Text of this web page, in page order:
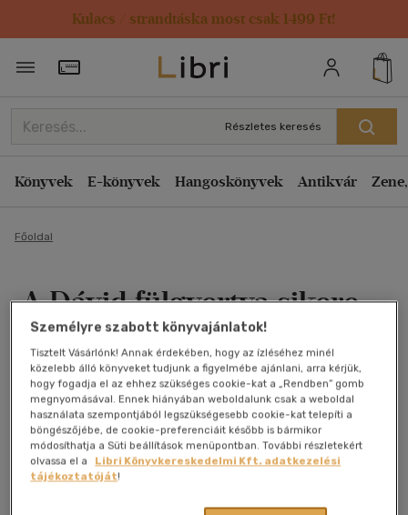
Kulacs / strandtáska most csak 1499 Ft!
Törzsvásárlói Kártya adatai
Részletes keresés
Könyvek E-könyvek Hangoskönyvek Antikvár
Főoldal
A Dávid fülgyertya sikere
és sikertelensége
Ruga Istvánné-Zsóka
Antikvár könyv (4db)
Személyre szabott könyvajánlatok!
Tisztelt Vásárlónk! Annak érdekében, hogy az ízléséhez minél
közelebb álló könyveket tudjunk a figyelmébe ajánlani, arra kérjük,
hogy fogadja el az ehhez szükséges cookie-kat a „Rendben” gomb
megnyomásával. Ennek hiányában weboldalunk csak a weboldal
használata szempontjából legszükségesebb cookie-kat telepíti a
böngészőjébe, de cookie-preferenciáit később is bármikor
módosíthatja a Süti beállítások menüpontban. További részletekért
olvassa el a
Libri Könyvkereskedelmi Kft. adatkezelési
tájékoztatóját!